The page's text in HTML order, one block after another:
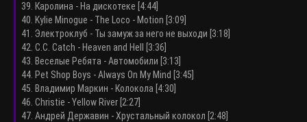
39. Каролина - На дискотеке [4:44]
40. Kylie Minogue - The Loco - Motion [3:09]
41. Электроклуб - Ты замуж за него не выходи [3:18]
42. C.C. Catch - Heaven and Hell [3:36]
43. Веселые Ребята - Автомобили [3:13]
44. Pet Shop Boys - Always On My Mind [3:45]
45. Владимир Маркин - Колокола [4:30]
46. Christie - Yellow River [2:27]
47. Андрей Державин - Хрустальный колокол [2:48]